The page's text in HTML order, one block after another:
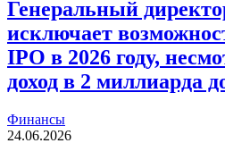
Генеральный
исключает
IPO в 2026 году,
доход в 2 миллиарда
Финансы
24.06.2026